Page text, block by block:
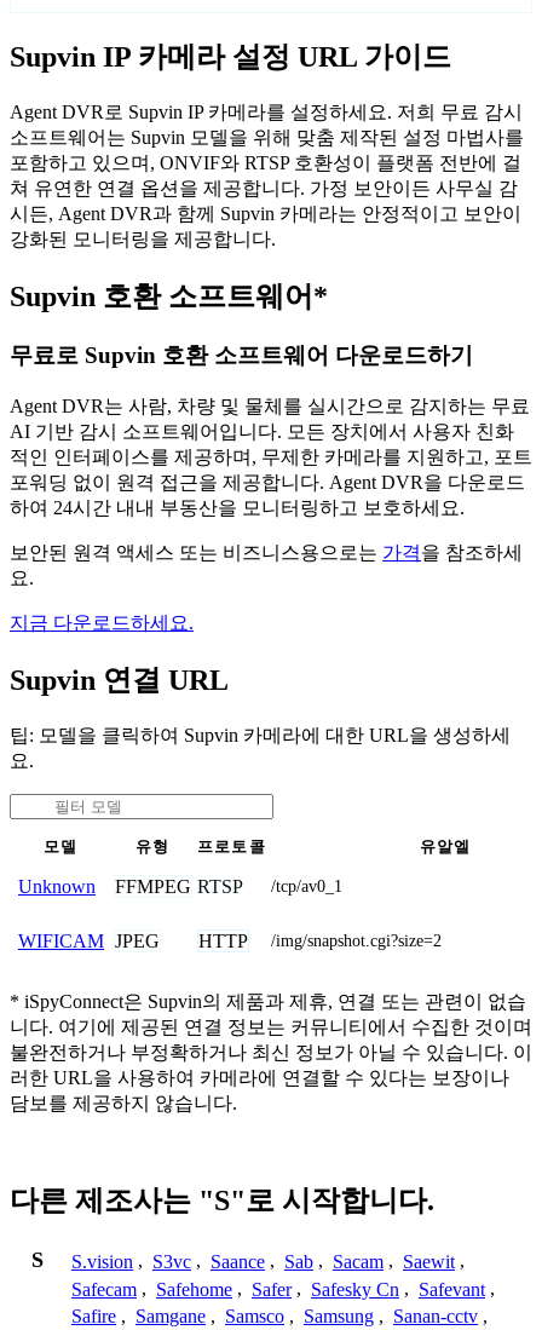
Supvin IP 카메라 설정 URL 가이드
Agent DVR로 Supvin IP 카메라를 설정하세요. 저희 무료 감시
소프트웨어는 Supvin 모델을 위해 맞춤 제작된 설정 마법사를
포함하고 있으며, ONVIF와 RTSP 호환성이 플랫폼 전반에 걸
쳐 유연한 연결 옵션을 제공합니다. 가정 보안이든 사무실 감
시든, Agent DVR과 함께 Supvin 카메라는 안정적이고 보안이
강화된 모니터링을 제공합니다.
Supvin 호환 소프트웨어*
무료로 Supvin 호환 소프트웨어 다운로드하기
Agent DVR는 사람, 차량 및 물체를 실시간으로 감지하는 무료
AI 기반 감시 소프트웨어입니다. 모든 장치에서 사용자 친화
적인 인터페이스를 제공하며, 무제한 카메라를 지원하고, 포트
포워딩 없이 원격 접근을 제공합니다. Agent DVR을 다운로드
하여 24시간 내내 부동산을 모니터링하고 보호하세요.
보안된 원격 액세스 또는 비즈니스용으로는 가격을 참조하세
요.
지금 다운로드하세요.
Supvin 연결 URL
팁: 모델을 클릭하여 Supvin 카메라에 대한 URL을 생성하세
요.
모델 유형 프로토콜 유알엘
Unknown FFMPEG RTSP /tcp/av0_1
WIFICAM JPEG HTTP /img/snapshot.cgi?size=2
* iSpyConnect은 Supvin의 제품과 제휴, 연결 또는 관련이 없습
니다. 여기에 제공된 연결 정보는 커뮤니티에서 수집한 것이며
불완전하거나 부정확하거나 최신 정보가 아닐 수 있습니다. 이
러한 URL을 사용하여 카메라에 연결할 수 있다는 보장이나
담보를 제공하지 않습니다.
다른 제조사는 "S"로 시작합니다.
S S.vision , S3vc , Saance , Sab , Sacam , Saewit ,
Safecam , Safehome , Safer , Safesky Cn , Safevant ,
Safire , Samgane , Samsco , Samsung , Sanan-cctv ,